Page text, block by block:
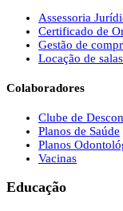
Assessoria
Certificado de
Gestão de
Locação de
Colaboradores
Clube de
Planos de Saúde
Planos
Vacinas
Educação